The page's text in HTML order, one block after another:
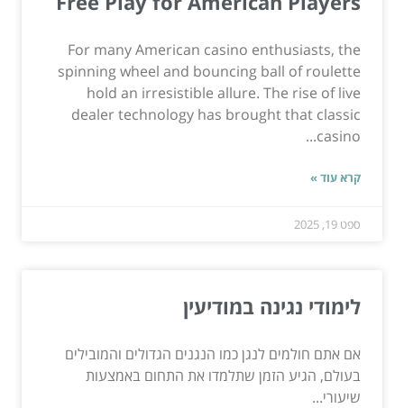
For many American casino enthusiasts, the
spinning wheel and bouncing ball of roulette
hold an irresistible allure. The rise of live
dealer technology has brought that classic
casino...
קרא עוד »
ספט 19, 2025
לימודי נגינה במודיעין
אם אתם חולמים לנגן כמו הנגנים הגדולים והמובילים
בעולם, הגיע הזמן שתלמדו את התחום באמצעות
שיעורי...